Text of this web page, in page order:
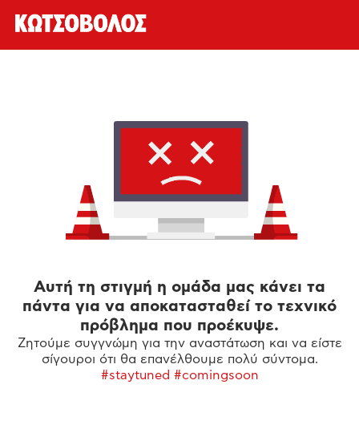
Αυτή τη στιγμή η ομάδα μας κάνει τα
πάντα για να αποκατασταθεί το τεχνικό
πρόβλημα που προέκυψε.
Ζητούμε συγγνώμη για την αναστάτωση και να είστε
σίγουροι ότι θα επανέλθουμε πολύ σύντομα.
#staytuned #comingsoon